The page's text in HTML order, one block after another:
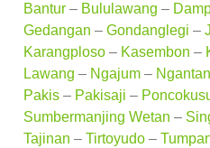
Bantur – Bululawang –
Gedangan – Gondanglegi –
Karangploso – Kasembon –
Lawang – Ngajum –
Pakis – Pakisaji –
Sumbermanjing Wetan –
Tajinan – Tirtoyudo –